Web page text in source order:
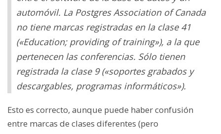
automóvil. La Postgres Association of Canada
no tiene marcas registradas en la clase 41
(«Education; providing of training»), a la que
pertenecen las conferencias. Sólo tienen
registrada la clase 9 («soportes grabados y
descargables, programas informáticos»).
Esto es correcto, aunque puede haber confusión
entre marcas de clases diferentes (pero